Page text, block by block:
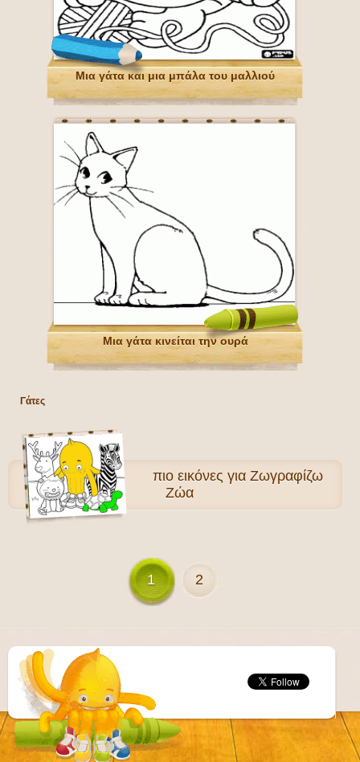
Μια γάτα και μια μπάλα του μαλλιού
Μια γάτα κινείται την ουρά
Γάτες
πιο εικόνες για Ζωγραφίζω
Ζώα
1 2